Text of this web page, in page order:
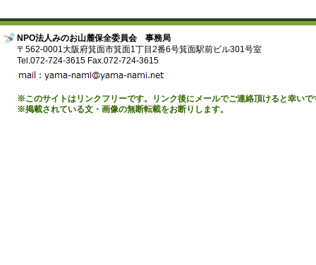
NPO法人みのお山麓保全委員会 事務局
〒562-0001大阪府箕面市箕面1丁目2番6号箕面駅前ビル301号室
Tel.072-724-3615 Fax.072-724-3615
※このサイトはリンクフリーです。リンク後にメールでご連絡頂けると幸いで
※掲載されている文・画像の無断転載をお断りします。